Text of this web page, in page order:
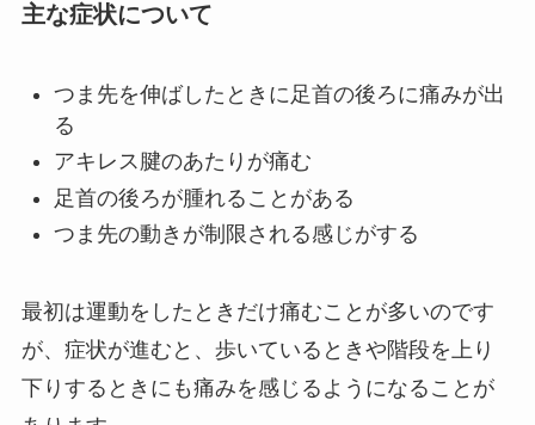
主な症状について
つま先を伸ばしたときに足首の後ろに痛みが出
る
アキレス腱のあたりが痛む
足首の後ろが腫れることがある
つま先の動きが制限される感じがする
最初は運動をしたときだけ痛むことが多いのです
が、症状が進むと、歩いているときや階段を上り
下りするときにも痛みを感じるようになることが